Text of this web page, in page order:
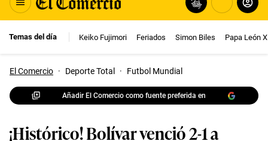
Temas del día Keiko Fujimori Feriados Simon Biles Papa León
El Comercio · Deporte Total · Futbol Mundial
Añadir El Comercio como fuente preferida en
¡Histórico! Bolívar venció 2-1 a